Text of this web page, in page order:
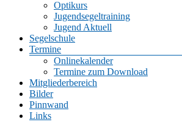
Optikurs
Jugendsegeltraining
Jugend Aktuell
Segelschule
Termine
Onlinekalender
Termine zum Download
Mitgliederbereich
Bilder
Pinnwand
Links